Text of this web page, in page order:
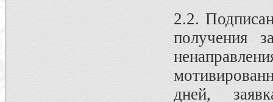
2.2.
получения
дней,